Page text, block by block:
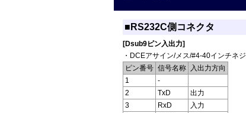
■RS232C側コネクタ
[Dsub9ピン入出力]
・DCEアサイン/メス/#4-40インチネジ
ピン番号 信号名称
入出力方向
1
-
2
TxD
出力
3
RxD
入力